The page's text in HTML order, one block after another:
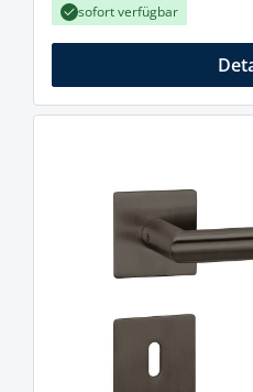
sofort verfügbar